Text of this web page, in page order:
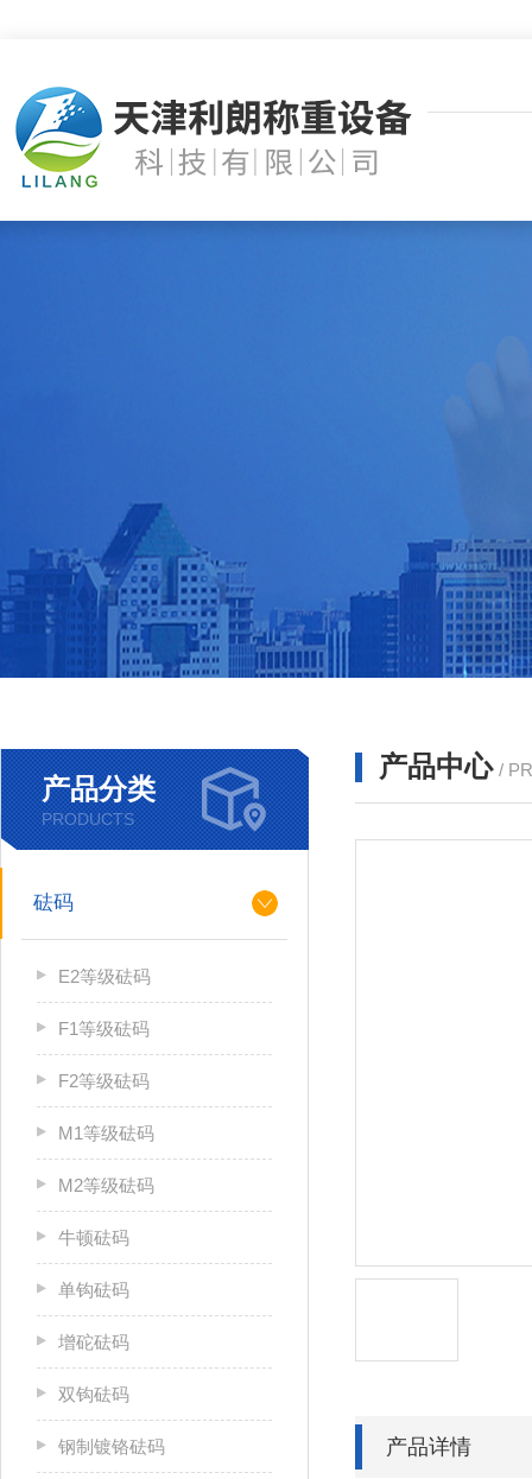
产品分类
PRODUCTS
砝码
E2等级砝码
F1等级砝码
F2等级砝码
M1等级砝码
M2等级砝码
牛顿砝码
单钩砝码
增砣砝码
双钩砝码
钢制镀铬砝码
产品中心 /
产品详情